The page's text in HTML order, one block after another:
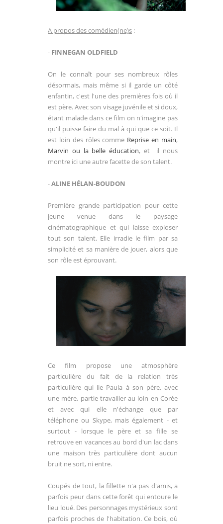
A propos des comédien(ne)s :
- FINNEGAN OLDFIELD
On le connaît pour ses nombreux rôles
désormais, mais même si il garde un côté
enfantin, c'est l'une des premières fois où il
est père. Avec son visage juvénile et si doux,
étant malade dans ce film on n'imagine pas
qu'il puisse faire du mal à qui que ce soit. Il
est loin des rôles comme Reprise en main,
Marvin ou la belle éducation, et il nous
montre ici une autre facette de son talent.
-ALINE HÉLAN-BOUDON
Première grande participation pour cette
jeune venue dans le paysage
cinématographique et qui laisse exploser
tout son talent. Elle irradie le film par sa
simplicité et sa manière de jouer, alors que
son rôle est éprouvant.
Ce film propose une atmosphère
particulière du fait de la relation très
particulière qui lie Paula à son père, avec
une mère, partie travailler au loin en Corée
et avec qui elle n'échange que par
téléphone ou Skype, mais également - et
surtout - lorsque le père et sa fille se
retrouve en vacances au bord d'un lac dans
une maison très particulière dont aucun
bruit ne sort, ni entre.
Coupés de tout, la fillette n'a pas d'amis, a
parfois peur dans cette forêt qui entoure le
lieu loué. Des personnages mystérieux sont
parfois proches de l'habitation. Ce bois, où